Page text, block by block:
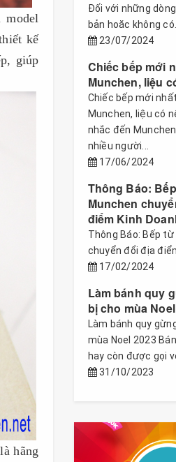
model
kế
giúp
hãng
Đối với những
bản hoăc không có...
23/07/2024
Chiếc bếp mới
Munchen, liệu
Chiếc bếp mới
Munchen, liệu có
nhắc đến
nhiều người...
17/06/2024
Thông Báo:
Munchen
điểm Kinh
Thông Báo: Bếp
chuyển đổi địa
17/02/2024
Làm bánh quy
bị cho mùa
Làm bánh quy
mùa Noel 2023
hay còn được gọi
31/10/2023